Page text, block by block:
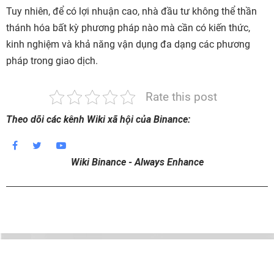
Tuy nhiên, để có lợi nhuận cao, nhà đầu tư không thể thần
thánh hóa bất kỳ phương pháp nào mà cần có kiến thức,
kinh nghiệm và khả năng vận dụng đa dạng các phương
pháp trong giao dịch.
Rate this post
Theo dõi các kênh Wiki xã hội của Binance:
Wiki Binance - Always Enhance